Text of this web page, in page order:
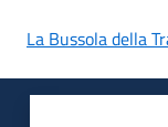
La Bussola della